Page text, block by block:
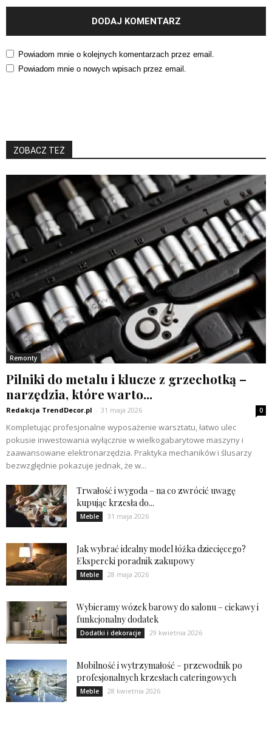
Powiadom mnie o kolejnych komentarzach przez email.
Powiadom mnie o nowych wpisach przez email.
ZOBACZ TEŻ
Remonty
Pilniki do metalu i klucze z grzechotką –
narzędzia, które warto...
Redakcja TrendDecor.pl - 31 maja 2026 0
Kompletując profesjonalne wyposażenie warsztatu, łatwo ulec
pokusie inwestowania wyłącznie w wielkogabarytowe maszyny i
zaawansowane elektronarzędzia. Praktyka mechaników i ślusarzy
bezwzględnie pokazuje jednak, że w...
Trwałość i wygoda – na co zwrócić uwagę
kupując krzesła do...
Meble 31 maja 2026
Jak wybrać idealny model łóżka dziecięcego?
Ekspercki poradnik zakupowy
Meble 28 maja 2026
Wybieramy wózek barowy do salonu – ciekawy i
funkcjonalny dodatek
Dodatki i dekoracje 29 kwietnia 2026
Mobilność i wytrzymałość – przewodnik po
profesjonalnych krzesłach cateringowych
Meble 28 kwietnia 2026